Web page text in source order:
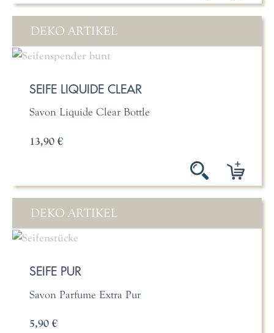
DEKO ARTIKEL
SEIFE LIQUIDE CLEAR
Savon Liquide Clear Bottle
13,90 €
DEKO ARTIKEL
SEIFE PUR
Savon Parfume Extra Pur
5,90 €